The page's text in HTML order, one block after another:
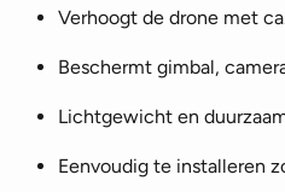
Verhoogt de drone met
Beschermt gimbal,
Lichtgewicht en
Eenvoudig te installeren